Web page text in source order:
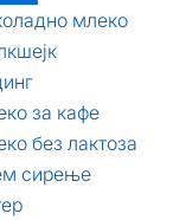
млеко
за кафе
без лактоза
сирење